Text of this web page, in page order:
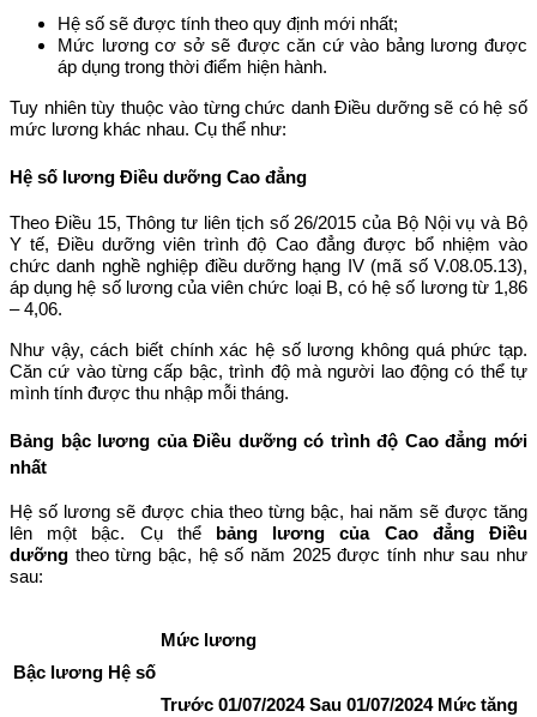
Hệ số sẽ được tính theo quy định mới nhất;
Mức lương cơ sở sẽ được căn cứ vào bảng lương được
áp dụng trong thời điểm hiện hành.
Tuy nhiên tùy thuộc vào từng chức danh Điều dưỡng sẽ có hệ số
mức lương khác nhau. Cụ thể như:
Hệ số lương Điều dưỡng Cao đẳng
Theo Điều 15, Thông tư liên tịch số 26/2015 của Bộ Nội vụ và Bộ
Y tế, Điều dưỡng viên trình độ Cao đẳng được bổ nhiệm vào
chức danh nghề nghiệp điều dưỡng hạng IV (mã số V.08.05.13),
áp dụng hệ số lương của viên chức loại B, có hệ số lương từ 1,86
– 4,06.
Như vậy, cách biết chính xác hệ số lương không quá phức tạp.
Căn cứ vào từng cấp bậc, trình độ mà người lao động có thể tự
mình tính được thu nhập mỗi tháng.
Bảng bậc lương của Điều dưỡng có trình độ Cao đẳng mới
nhất
Hệ số lương sẽ được chia theo từng bậc, hai năm sẽ được tăng
lên một bậc. Cụ thể bảng lương của Cao đẳng Điều
dưỡng theo từng bậc, hệ số năm 2025 được tính như sau như
sau:
Bậc lương Hệ số
Mức lương
Trước 01/07/2024 Sau 01/07/2024 Mức tăng